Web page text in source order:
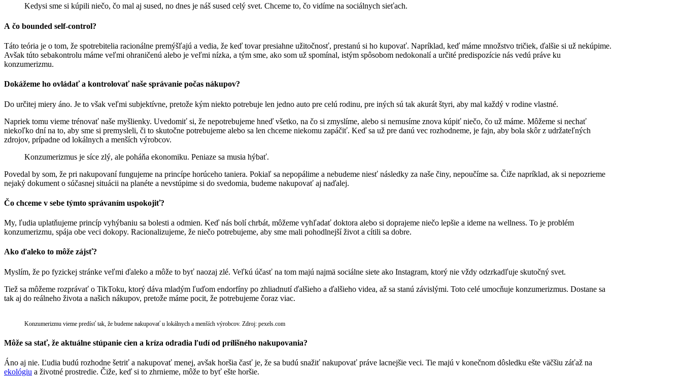
Kedysi sme si kúpili niečo, čo mal aj sused, no dnes je náš sused celý svet. Chceme to, čo vidíme na sociálnych sieťach.
A čo bounded self-control?
Táto teória je o tom, že spotrebitelia racionálne premýšľajú a vedia, že keď tovar presiahne užitočnosť, prestanú si ho kupovať. Napríklad, keď máme množstvo tričiek, ďalšie si už nekúpime.
Avšak túto sebakontrolu máme veľmi ohraničenú alebo je veľmi nízka, a tým sme, ako som už spomínal, istým spôsobom nedokonalí a určité predispozície nás vedú práve ku
konzumerizmu.
Dokážeme ho ovládať a kontrolovať naše správanie počas nákupov?
Do určitej miery áno. Je to však veľmi subjektívne, pretože kým niekto potrebuje len jedno auto pre celú rodinu, pre iných sú tak akurát štyri, aby mal každý v rodine vlastné.
Napriek tomu vieme trénovať naše myšlienky. Uvedomiť si, že nepotrebujeme hneď všetko, na čo si zmyslíme, alebo si nemusíme znova kúpiť niečo, čo už máme. Môžeme si nechať
niekoľko dní na to, aby sme si premysleli, či to skutočne potrebujeme alebo sa len chceme niekomu zapáčiť. Keď sa už pre danú vec rozhodneme, je fajn, aby bola skôr z udržateľných
zdrojov, prípadne od lokálnych a menších výrobcov.
Konzumerizmus je síce zlý, ale poháňa ekonomiku. Peniaze sa musia hýbať.
Povedal by som, že pri nakupovaní fungujeme na princípe horúceho taniera. Pokiaľ sa nepopálime a nebudeme niesť následky za naše činy, nepoučíme sa. Čiže napríklad, ak si nepozrieme
nejaký dokument o súčasnej situácii na planéte a nevstúpime si do svedomia, budeme nakupovať aj naďalej.
Čo chceme v sebe týmto správaním uspokojiť?
My, ľudia uplatňujeme princíp vyhýbaniu sa bolesti a odmien. Keď nás bolí chrbát, môžeme vyhľadať doktora alebo si doprajeme niečo lepšie a ideme na wellness. To je problém
konzumerizmu, spája obe veci dokopy. Racionalizujeme, že niečo potrebujeme, aby sme mali pohodlnejší život a cítili sa dobre.
Ako ďaleko to môže zájsť?
Myslím, že po fyzickej stránke veľmi ďaleko a môže to byť naozaj zlé. Veľkú účasť na tom majú najmä sociálne siete ako Instagram, ktorý nie vždy odzrkadľuje skutočný svet.
Tiež sa môžeme rozprávať o TikToku, ktorý dáva mladým ľuďom endorfíny po zhliadnutí ďalšieho a ďalšieho videa, až sa stanú závislými. Toto celé umocňuje konzumerizmus. Dostane sa
tak aj do reálneho života a našich nákupov, pretože máme pocit, že potrebujeme čoraz viac.
Konzumerizmu vieme predísť tak, že budeme nakupovať u lokálnych a menších výrobcov. Zdroj: pexels.com
Môže sa stať, že aktuálne stúpanie cien a kríza odradia ľudí od prílišného nakupovania?
Áno aj nie. Ľudia budú rozhodne šetriť a nakupovať menej, avšak horšia časť je, že sa budú snažiť nakupovať práve lacnejšie veci. Tie majú v konečnom dôsledku ešte väčšiu záťaž na
ekológiu a životné prostredie. Čiže, keď si to zhrnieme, môže to byť ešte horšie.